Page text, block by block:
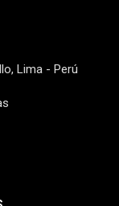
Lima - Perú